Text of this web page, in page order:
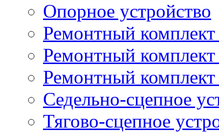
Опорное устройство
Ремонтный комплект
Ремонтный
Ремонтный комплект
Седельно-сцепное
Тягово-сцепное